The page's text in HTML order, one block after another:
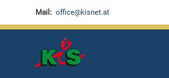
Mail: office@kisnet.at